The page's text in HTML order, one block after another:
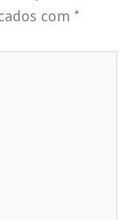
com *